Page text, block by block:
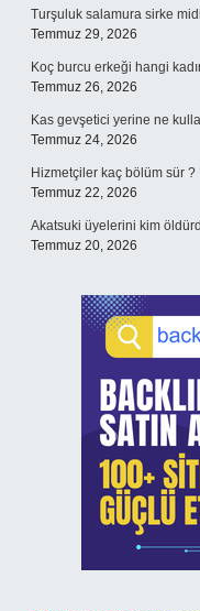
Turşuluk salamura sirke
Temmuz 29, 2026
Koç burcu erkeği hangi
Temmuz 26, 2026
Kas gevşetici yerine ne
Temmuz 24, 2026
Hizmetçiler kaç bölüm sür ?
Temmuz 22, 2026
Akatsuki üyelerini kim
Temmuz 20, 2026